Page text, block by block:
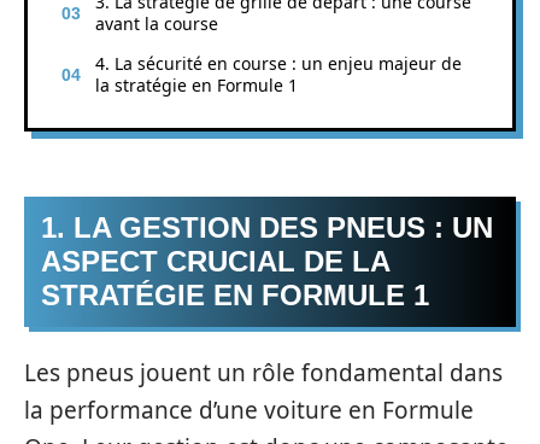
avant la course
4. La sécurité en course : un enjeu majeur de
la stratégie en Formule 1
1. LA GESTION DES PNEUS : UN
ASPECT CRUCIAL DE LA
STRATÉGIE EN FORMULE 1
Les pneus jouent un rôle fondamental dans
la performance d’une voiture en Formule